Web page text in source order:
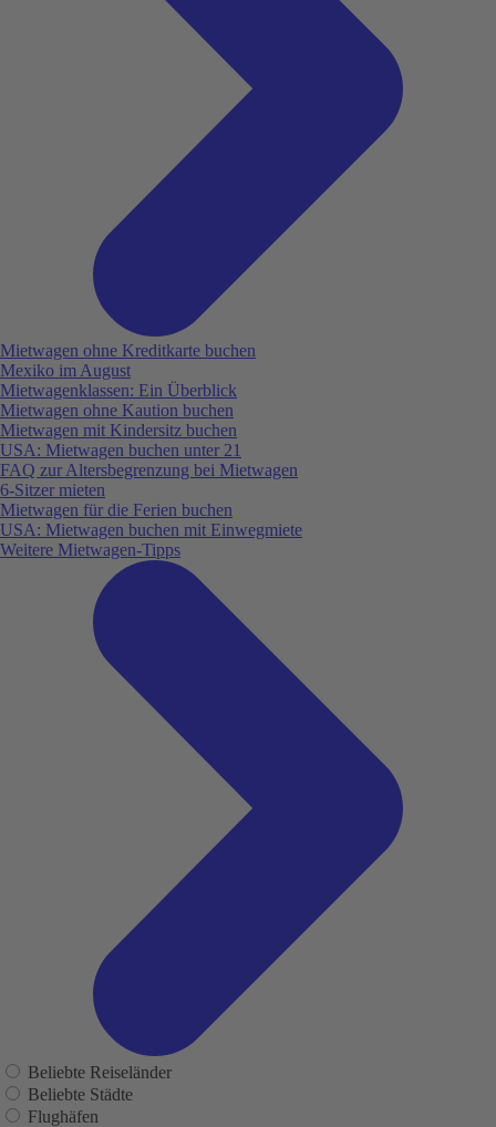
Mietwagen ohne Kreditkarte buchen
Mexiko im August
Mietwagenklassen: Ein Überblick
Mietwagen ohne Kaution buchen
Mietwagen mit Kindersitz buchen
USA: Mietwagen buchen unter 21
FAQ zur Altersbegrenzung bei Mietwagen
6-Sitzer mieten
Mietwagen für die Ferien buchen
USA: Mietwagen buchen mit Einwegmiete
Weitere Mietwagen-Tipps
Beliebte Reiseländer
Beliebte Städte
Flughäfen